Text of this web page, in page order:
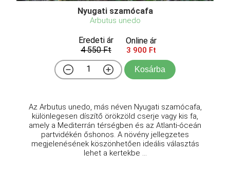
Nyugati szamócafa
Arbutus unedo
Eredeti ár
4 550 Ft
Online ár
3 900 Ft
Kosárba
Az Arbutus unedo, más néven Nyugati szamócafa,
különlegesen díszítő örökzöld cserje vagy kis fa,
amely a Mediterrán térségben és az Atlanti-óceán
partvidékén őshonos. A növény jellegzetes
megjelenésének köszönhetően ideális választás
lehet a kertekbe ...